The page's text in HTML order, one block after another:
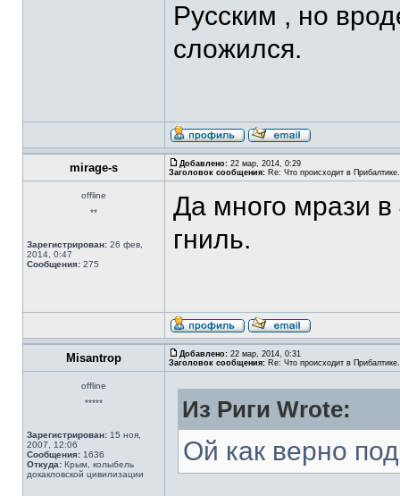
Русским , но
сложился.
mirage-s Добавлено: 22 мар, 2014, 0:29
Заголовок сообщения: Re: Что происходит в Прибалтике.
offline
**
Зарегистрирован: 26 фев,
2014, 0:47
Сообщения: 275
Да много мрази в
гниль.
Misantrop Добавлено: 22 мар, 2014, 0:31
Заголовок сообщения: Re: Что происходит в Прибалтике.
offline
*****
Зарегистрирован: 15 ноя,
2007, 12:06
Сообщения: 1636
Откуда: Крым, колыбель
докакловской цивилизации
Из Риги Wrote:
Ой как верно